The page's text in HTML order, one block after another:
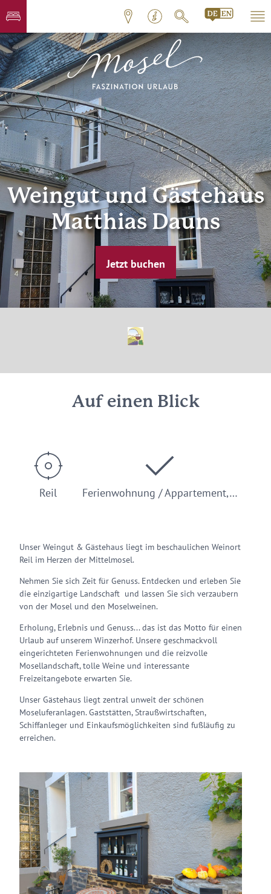
Weingut und Gästehaus
Matthias Dauns
Jetzt buchen
Auf einen Blick
Reil Ferienwohnung / Appartement,…
Unser Weingut & Gästehaus liegt im beschaulichen Weinort
Reil im Herzen der Mittelmosel.
Nehmen Sie sich Zeit für Genuss. Entdecken und erleben Sie
die einzigartige Landschaft und lassen Sie sich verzaubern
von der Mosel und den Moselweinen.
Erholung, Erlebnis und Genuss... das ist das Motto für einen
Urlaub auf unserem Winzerhof. Unsere geschmackvoll
eingerichteten Ferienwohnungen und die reizvolle
Mosellandschaft, tolle Weine und interessante
Freizeitangebote erwarten Sie.
Unser Gästehaus liegt zentral unweit der schönen
Moseluferanlagen. Gaststätten, Straußwirtschaften,
Schiffanleger und Einkaufsmöglichkeiten sind fußläufig zu
erreichen.